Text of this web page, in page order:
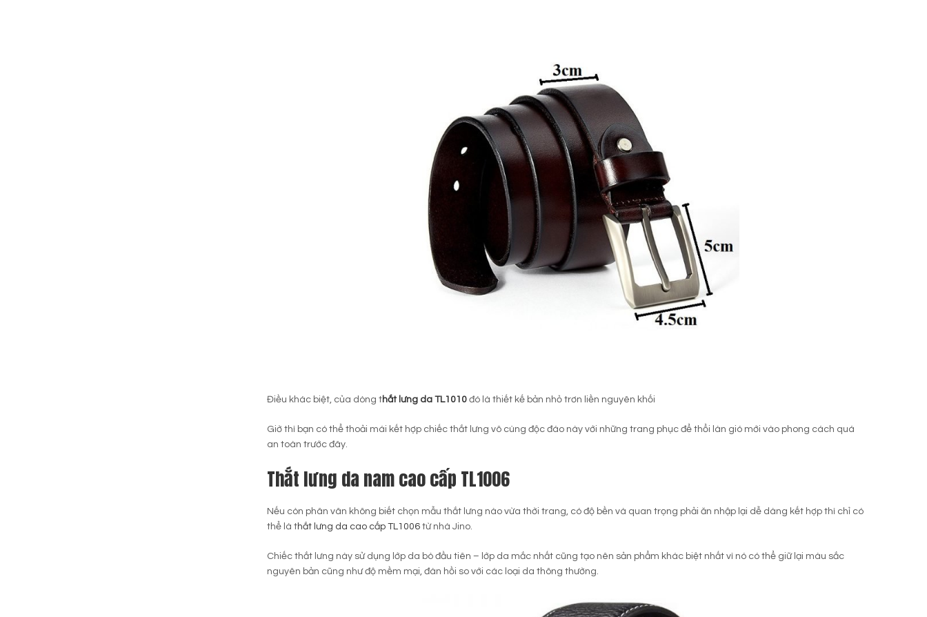
Điều khác biệt, của dòng thắt lưng da TL1010 đó là thiết kế bản nhỏ trơn liền nguyên khối
Giờ thì bạn có thể thoải mái kết hợp chiếc thắt lưng vô cùng độc đáo này với những trang phục để thổi làn gió mới vào phong cách quá
an toàn trước đây.
Thắt lưng da nam cao cấp TL1006
Nếu còn phân vân không biết chọn mẫu thắt lưng nào vừa thời trang, có độ bền và quan trọng phải ăn nhập lại dễ dàng kết hợp thì chỉ có
thể là thắt lưng da cao cấp TL1006 từ nhà Jino.
Chiếc thắt lưng này sử dụng lớp da bò đầu tiên – lớp da mắc nhất cũng tạo nên sản phẩm khác biệt nhất vì nó có thể giữ lại màu sắc
nguyên bản cũng như độ mềm mại, đàn hồi so với các loại da thông thường.